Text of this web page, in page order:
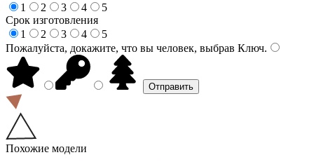
1
2 3 4
5
Срок изготовления
1
2 3 4
5
Пожалуйста, докажите, что вы человек, выбрав Ключ.
Похожие модели